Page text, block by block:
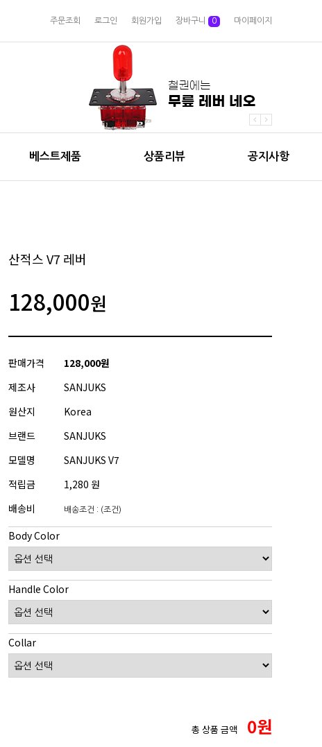
주문조회 로그인 회원가입 장바구니 0 마이페이지
베스트제품 상품리뷰 공지사항
산적스 V7 레버
128,000원
판매가격
128,000원
제조사
SANJUKS
원산지
Korea
브랜드
SANJUKS
모델명
SANJUKS V7
적립금
1,280 원
배송비
배송조건 : (조건)
Body Color
Handle Color
Collar
총 상품 금액 0원